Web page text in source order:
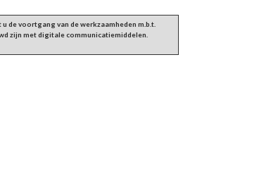
de voortgang van de werkzaamheden m.b.t.
zijn met digitale communicatiemiddelen.